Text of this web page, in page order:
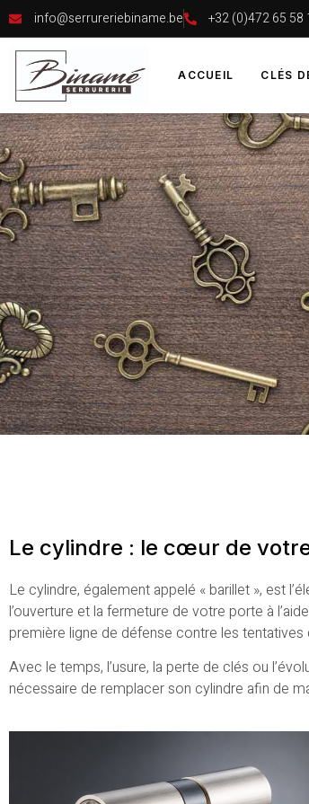
info@serrureriebiname.be +32 (0)472 65 58
ACCUEIL CLÉS
Le cylindre : le cœur de
Le cylindre, également appelé « barillet », est
l’ouverture et la fermeture de votre porte à
première ligne de défense contre les tentatives
Avec le temps, l’usure, la perte de clés ou
nécessaire de remplacer son cylindre afin de